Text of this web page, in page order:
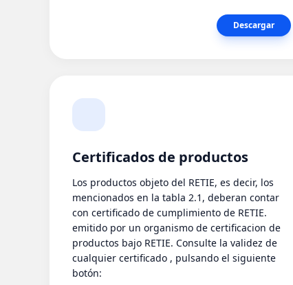
Descargar
Certificados de productos
Los productos objeto del RETIE, es decir, los
mencionados en la tabla 2.1, deberan contar
con certificado de cumplimiento de RETIE.
emitido por un organismo de certificacion de
productos bajo RETIE. Consulte la validez de
cualquier certificado , pulsando el siguiente
botón: